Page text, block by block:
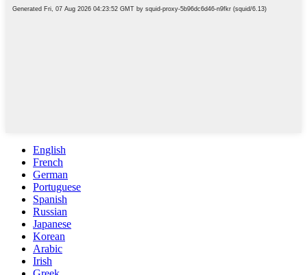
English
French
German
Portuguese
Spanish
Russian
Japanese
Korean
Arabic
Irish